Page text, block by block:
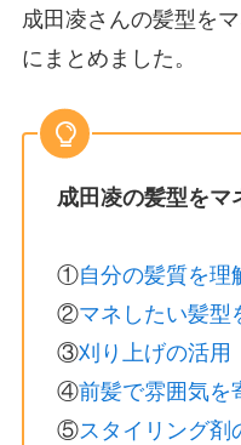
成田凌さんの髪型を
にまとめました。
成田凌の髪型をマ
①自分の髪質を理
②マネしたい髪型
③刈り上げの活用
④前髪で雰囲気を
⑤スタイリング剤